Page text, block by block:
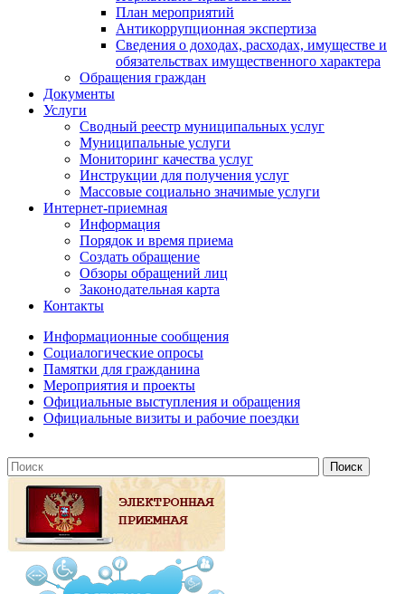
План мероприятий
Антикоррупционная экспертиза
Сведения о доходах, расходах, имуществе и
обязательствах имущественного характера
Обращения граждан
Документы
Услуги
Сводный реестр муниципальных услуг
Муниципальные услуги
Мониторинг качества услуг
Инструкции для получения услуг
Массовые социально значимые услуги
Интернет-приемная
Информация
Порядок и время приема
Создать обращение
Обзоры обращений лиц
Законодательная карта
Контакты
Информационные сообщения
Социалогические опросы
Памятки для гражданина
Мероприятия и проекты
Официальные выступления и обращения
Официальные визиты и рабочие поездки